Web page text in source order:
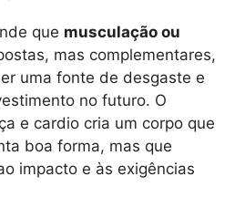
que musculação ou
mas complementares,
uma fonte de desgaste e
no futuro. O
e cardio cria um corpo que
boa forma, mas que
impacto e às exigências